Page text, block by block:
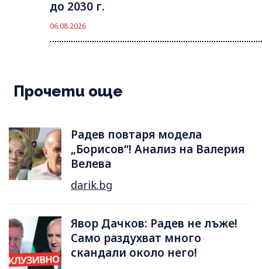
до 2030 г.
06.08.2026
Прочети още
Радев повтаря модела
„Борисов“! Анализ на Валерия
Велева
darik.bg
Явор Дачков: Радев не лъже!
Само раздухват много
скандали около него!